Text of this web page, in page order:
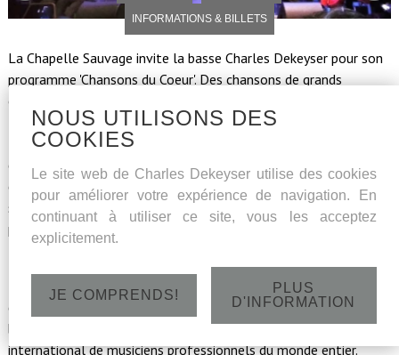
INFORMATIONS & BILLETS
La Chapelle Sauvage invite la basse Charles Dekeyser pour son
programme 'Chansons du Coeur'. Des chansons de grands
chansonniers comme Brel, Aznavour, Nat King Cole et Elvis
Presley ont reçu un son symphonique du compositeur belge
Nicolas De Cock. Intimité et sons extatiques se donnent la main
dans ce concert réconfortant ! Des classiques intemporels de
divers styles et pays reçoivent un make-over orchestrale et
sont chantés par l'une des voix les plus chaleureuses de notre
pays.
Basse Charles Dekeyser, artiste associé à la Chapelle Reine
Elisabeth, est accompagné des jeunes musiciens prometteurs
de La Chapelle Sauvage. Sous l'impulsion du chef d'orchestre
belge Karel De Wilde, l'orchestre est devenu un groupe
international de musiciens professionnels du monde entier.
NOUS UTILISONS DES
COOKIES
Le site web de Charles Dekeyser utilise des cookies
pour améliorer votre expérience de navigation. En
continuant à utiliser ce site, vous les acceptez
explicitement.
JE COMPRENDS!
PLUS
D'INFORMATION